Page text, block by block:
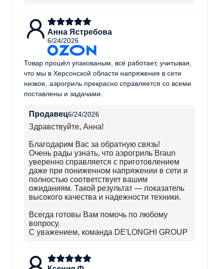
Анна Ястребова
6/24/2026
Товар прошёл упакованым, всё работает, учитывая,
что мы в Херсонской области напряжения в сети
низкое, аэрогриль прекрасно справляется со всеми
поставлены и задачами.
Продавец6/24/2026
Здравствуйте, Анна!
Благодарим Вас за обратную связь!
Очень рады узнать, что аэрогриль Braun
уверенно справляется с приготовлением
даже при пониженном напряжении в сети и
полностью соответствует вашим
ожиданиям. Такой результат — показатель
высокого качества и надежности техники.
Всегда готовы Вам помочь по любому
вопросу.
С уважением, команда DE'LONGHI GROUP